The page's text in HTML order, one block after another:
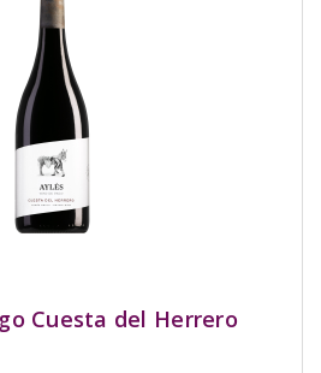
Cuesta del Herrero